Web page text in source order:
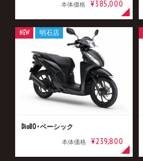
本体価格 ¥385,000
Dio110･ベーシック
本体価格 ¥239,800
NEW 明石店